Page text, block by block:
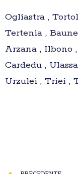
Ogliastra ,
Tertenia ,
Arzana , Ilbono
Cardedu ,
Urzulei , Triei ,